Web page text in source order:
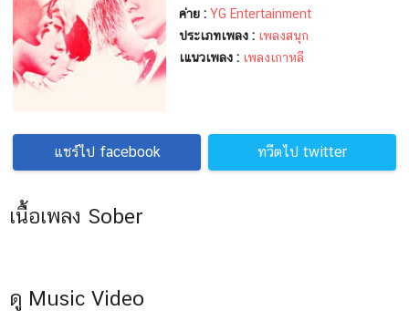
ค่าย : YG Entertainment
ประเภทเพลง : เพลงสนุก
เแนวเพลง : เพลงเกาหลี
แชร์ไป facebook ทวีตไป twitter
เนื้อเพลง Sober
ดู Music Video